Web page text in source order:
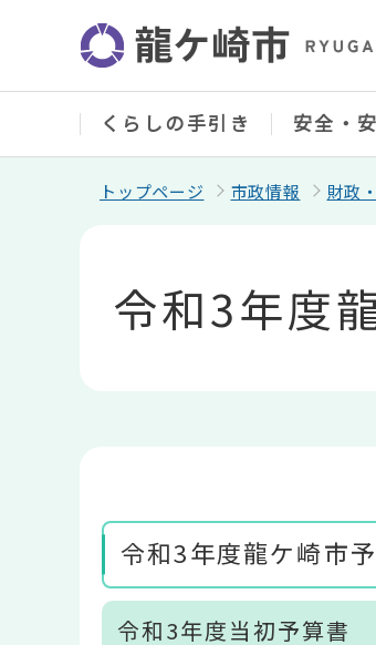
ジ
くらしの手引き 安全・
トップページ 市政情報 財政
令和3年度
令和3年度龍ケ崎市
令和3年度当初予算書